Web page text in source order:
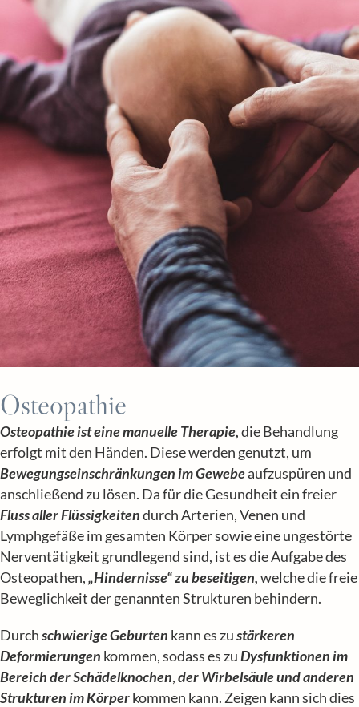
Osteopathie
Osteopathie ist eine manuelle Therapie,die Behandlung
erfolgt mit den Händen. Diese werden genutzt, um
Bewegungsein­schränkungen im Gewebeaufzuspüren und
anschließend zu lösen. Da für die Ge­sundheit ein freier
Fluss aller Flüssigkeitendurch Arterien, Venen und
Lymphgefäße im gesamten Körper sowie eine ungestörte
Nerventätigkeit grundlegend sind, ist es die Aufgabe des
Osteopathen,„Hindernisse“ zu beseitigen,welche die freie
Beweglichkeit der genannten Strukturen behindern.
Durchschwierige Geburten kann es zustärkeren
Deformierungen kommen, sodass es zuDysfunktionen im
Bereich der Schädelknochen,der Wirbelsäule und anderen
Strukturen im Körperkommen kann. Zeigen kann sich dies